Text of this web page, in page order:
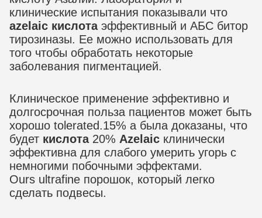
клинические испытания показывали что
azelaic кислотаэффективный и АБС битор
тирозиназы. Ее можно использовать для
того чтобы обработать некоторые
заболевания пигментацией.
Клиническое применение эффективно и
долгосрочная польза пациентов может быть
хорошо tolerated.15% а была доказаны, что
будет кислота20% Azelaic клинически
эффективна для слабого умерить угорь с
немногими побочными эффектами.
Ours ultrafine порошок, который легко
сделать подвесы.